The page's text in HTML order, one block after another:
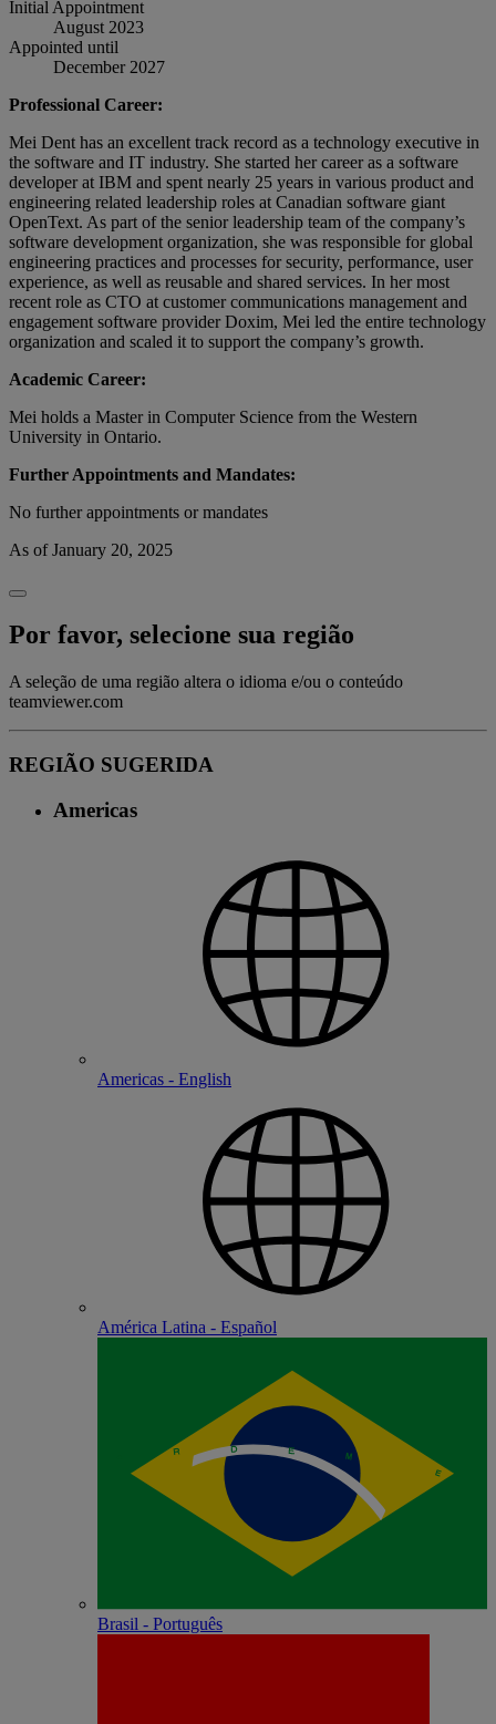
Initial Appointment
August 2023
Appointed until
December 2027
Professional Career:
Mei Dent has an excellent track record as a technology executive in
the software and IT industry. She started her career as a software
developer at IBM and spent nearly 25 years in various product and
engineering related leadership roles at Canadian software giant
OpenText. As part of the senior leadership team of the company’s
software development organization, she was responsible for global
engineering practices and processes for security, performance, user
experience, as well as reusable and shared services. In her most
recent role as CTO at customer communications management and
engagement software provider Doxim, Mei led the entire technology
organization and scaled it to support the company’s growth.
Academic Career:
Mei holds a Master in Computer Science from the Western
University in Ontario.
Further Appointments and Mandates:
No further appointments or mandates
As of January 20, 2025
Por favor, selecione sua região
A seleção de uma região altera o idioma e/ou o conteúdo
teamviewer.com
REGIÃO SUGERIDA
Americas
Americas - English
América Latina - Español
Brasil - Português